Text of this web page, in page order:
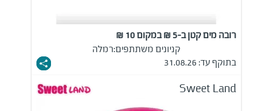
רובה מים קטן ב-5 ₪ במקום 10 ₪
קניונים משתתפים:רמלה
בתוקף עד: 31.08.26
Sweet Land